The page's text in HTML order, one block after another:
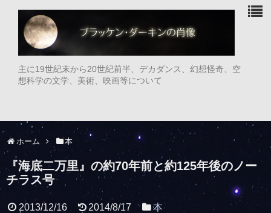
主に19世紀末から20世紀前半、デカダンス、幻想怪奇、空
想科学の文学、美術、映画等について
ホーム 本
『海底二万里』の約70年前と約125年後のノー
チラス号
2013/12/16 2014/8/17 本